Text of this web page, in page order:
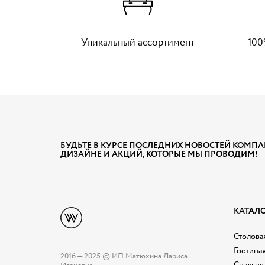
Уникальный ассортимент
БУДЬТЕ В КУРСЕ ПОСЛЕДНИХ НОВОСТЕЙ
ДИЗАЙНЕ И АКЦИЙ, КОТОРЫЕ МЫ ПРОВОДИМ!
2016 — 2025 © ИП Матюхина Лариса